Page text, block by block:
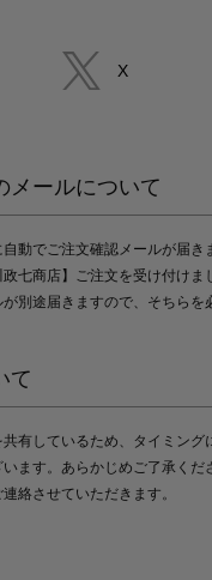
X
メールについて
動でご注文確認メールが届き
七商店】ご注文を受け付けま
別途届きますので、そちらを
て
有しているため、タイミング
います。あらかじめご了承くだ
絡させていただきます。